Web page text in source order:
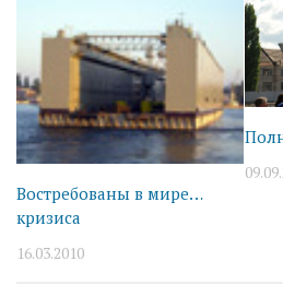
Востребованы в мире…
кризиса
16.03.2010